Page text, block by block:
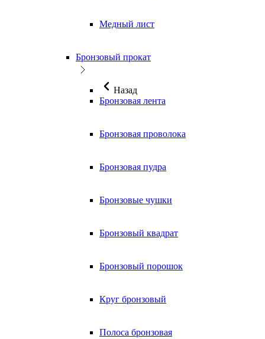
Медный лист
Бронзовый прокат
Назад
Бронзовая лента
Бронзовая проволока
Бронзовая пудра
Бронзовые чушки
Бронзовый квадрат
Бронзовый порошок
Круг бронзовый
Полоса бронзовая